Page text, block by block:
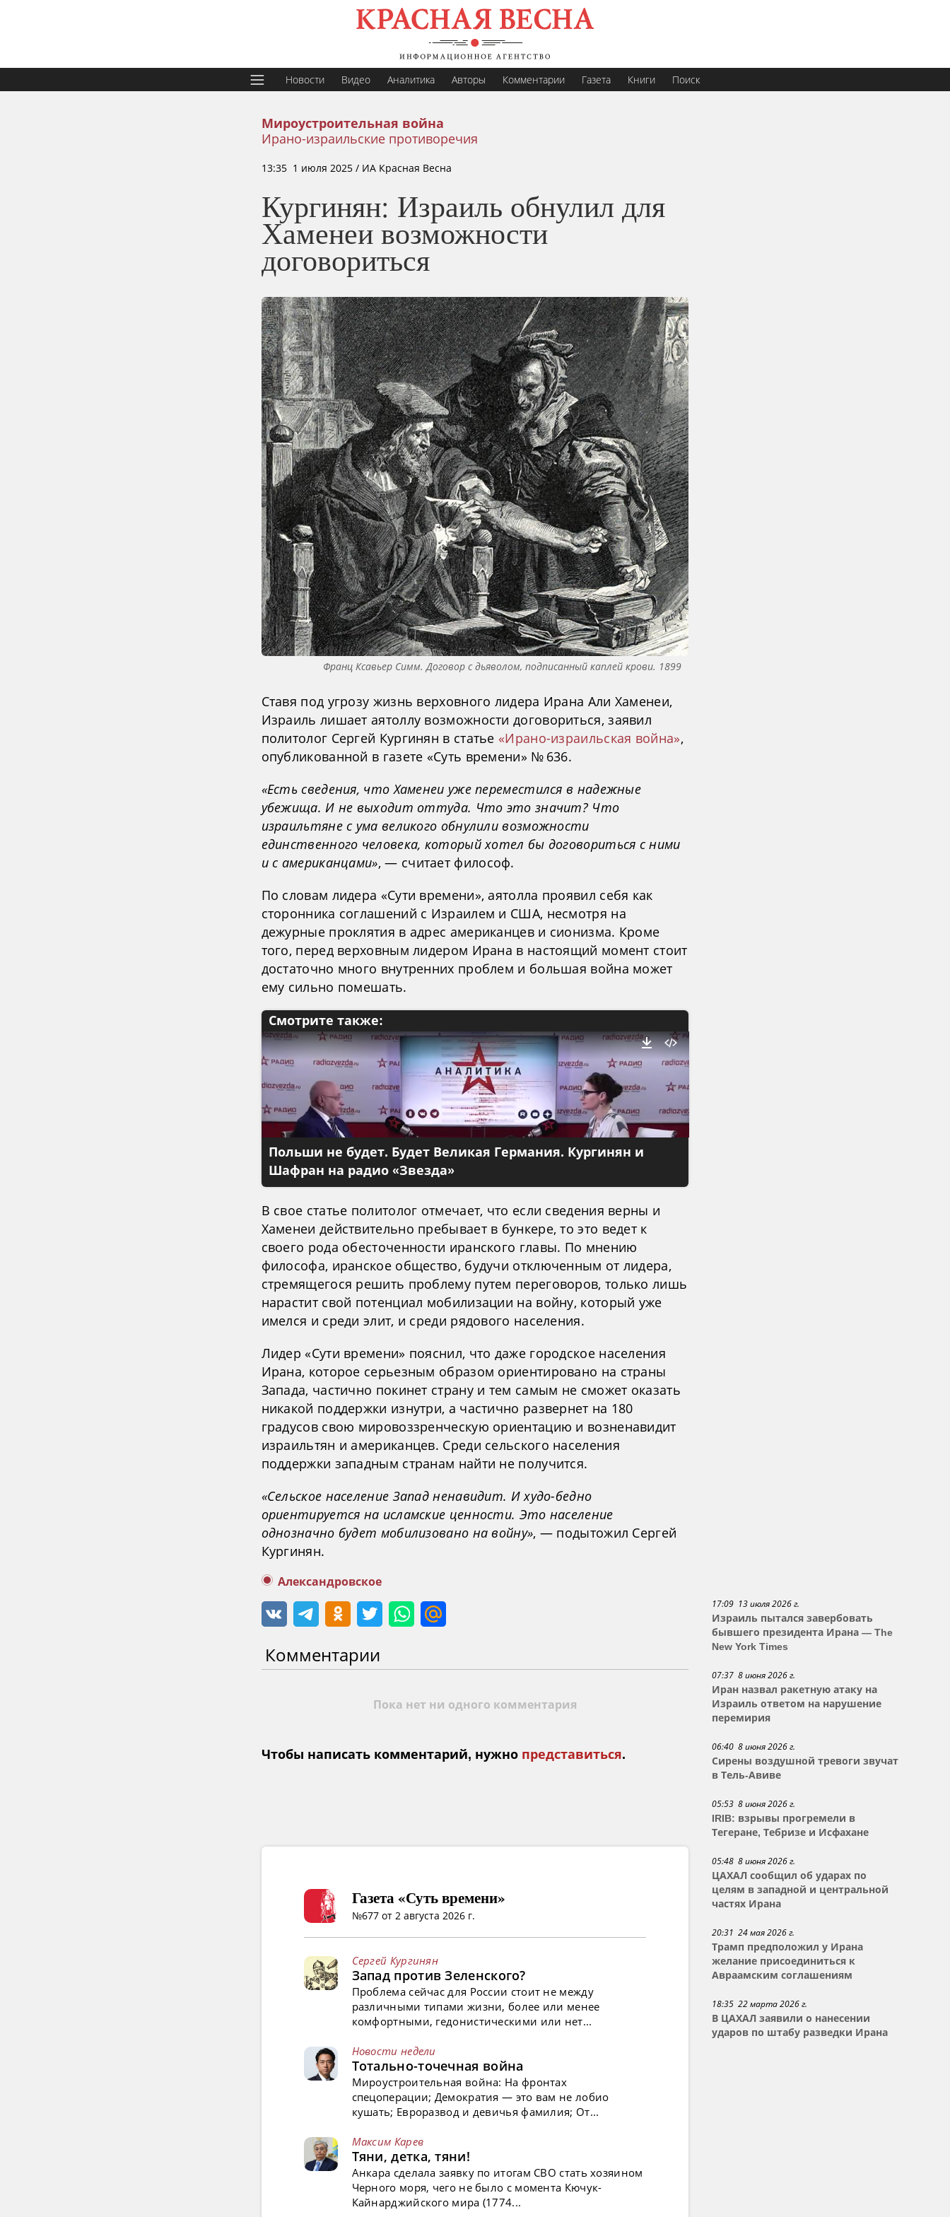
Новости Видео Аналитика Авторы Комментарии Газета Книги Поиск
Мироустроительная война
Ирано-израильские противоречия
13:35 1 июля 2025 / ИА Красная Весна
Кургинян: Израиль обнулил для
Хаменеи возможности
договориться
Франц Ксавьер Симм. Договор с дьяволом, подписанный каплей крови. 1899
Ставя под угрозу жизнь верховного лидера Ирана Али Хаменеи,
Израиль лишает аятоллу возможности договориться, заявил
политолог Сергей Кургинян в статье«Ирано-израильская война»,
опубликованной в газете «Суть времени» № 636.
«Есть сведения, что Хаменеи уже переместился в надежные
убежища. И не выходит оттуда. Что это значит? Что
израильтяне с ума великого обнулили возможности
единственного человека, который хотел бы договориться с ними
и с американцами», — считает философ.
По словам лидера «Сути времени», аятолла проявил себя как
сторонника соглашений с Израилем и США, несмотря на
дежурные проклятия в адрес американцев и сионизма. Кроме
того, перед верховным лидером Ирана в настоящий момент стоит
достаточно много внутренних проблем и большая война может
ему сильно помешать.
Смотрите также:
Польши не будет. Будет Великая Германия. Кургинян и
Шафран на радио «Звезда»
В свое статье политолог отмечает, что если сведения верны и
Хаменеи действительно пребывает в бункере, то это ведет к
своего рода обесточенности иранского главы. По мнению
философа, иранское общество, будучи отключенным от лидера,
стремящегося решить проблему путем переговоров, только лишь
нарастит свой потенциал мобилизации на войну, который уже
имелся и среди элит, и среди рядового населения.
Лидер «Сути времени» пояснил, что даже городское населения
Ирана, которое серьезным образом ориентировано на страны
Запада, частично покинет страну и тем самым не сможет оказать
никакой поддержки изнутри, а частично развернет на 180
градусов свою мировоззренческую ориентацию и возненавидит
израильтян и американцев. Среди сельского населения
поддержки западным странам найти не получится.
«Сельское население Запад ненавидит. И худо-бедно
ориентируется на исламские ценности. Это население
однозначно будет мобилизовано на войну», — подытожил Сергей
Кургинян.
Александровское
Комментарии
Пока нет ни одного комментария
Чтобы написать комментарий, нужно представиться.
17:09 13 июля 2026 г.
Израиль пытался завербовать
бывшего президента Ирана — The
New York Times
07:37 8 июня 2026 г.
Иран назвал ракетную атаку на
Израиль ответом на нарушение
перемирия
06:40 8 июня 2026 г.
Сирены воздушной тревоги звучат
в Тель-Авиве
05:53 8 июня 2026 г.
IRIB: взрывы прогремели в
Тегеране, Тебризе и Исфахане
05:48 8 июня 2026 г.
ЦАХАЛ сообщил об ударах по
целям в западной и центральной
частях Ирана
20:31 24 мая 2026 г.
Трамп предположил у Ирана
желание присоединиться к
Авраамским соглашениям
18:35 22 марта 2026 г.
В ЦАХАЛ заявили о нанесении
ударов по штабу разведки Ирана
Газета «Суть времени»
№677 от 2 августа 2026 г.
Сергей Кургинян
Запад против Зеленского?
Проблема сейчас для России стоит не между
различными типами жизни, более или менее
комфортными, гедонистическими или нет...
Новости недели
Тотально-точечная война
Мироустроительная война: На фронтах
спецоперации; Демократия — это вам не лобио
кушать; Евроразвод и девичья фамилия; От...
Максим Карев
Тяни, детка, тяни!
Анкара сделала заявку по итогам СВО стать хозяином
Черного моря, чего не было с момента Кючук-
Кайнарджийского мира (1774...